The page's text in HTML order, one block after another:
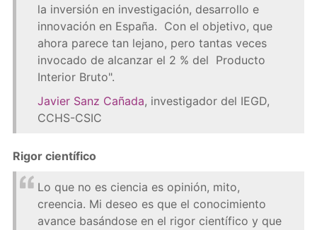
la inversión en investigación, desarrollo e
innovación en España. Con el objetivo, que
ahora parece tan lejano, pero tantas veces
invocado de alcanzar el 2 % del Producto
Interior Bruto".
Javier Sanz Cañada, investigador del IEGD,
CCHS-CSIC
Rigor científico
Lo que no es ciencia es opinión, mito,
creencia. Mi deseo es que el conocimiento
avance basándose en el rigor científico y que